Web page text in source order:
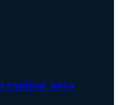
equipar nova